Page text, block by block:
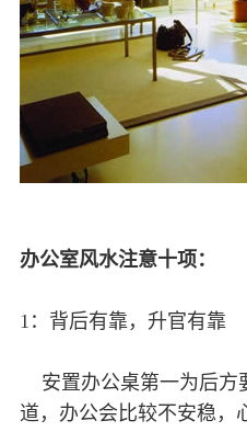
办公室风水注意十项：
1：背后有靠，升官有靠
安置办公桌第一为后方
道，办公会比较不安稳，